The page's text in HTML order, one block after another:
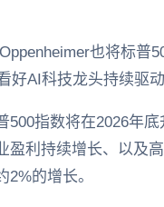
也将标普
好AI科技龙头持续驱动
500指数将在2026年
盈利持续增长、以及
2%的增长。